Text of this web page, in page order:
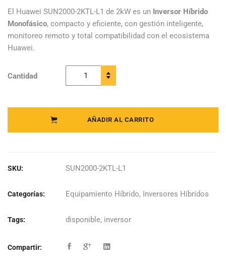
era:
$878.333.
es:
$746.583.
El Huawei SUN2000-2KTL-L1 de 2kW es un Inversor Híbrido
Monofásico, compacto y eficiente, con gestión inteligente,
monitoreo remoto y total compatibilidad con el ecosistema
Huawei.
Cantidad
Huawei -
Inversor
SUN2000-
AÑADIR AL CARRITO
SKU: SUN2000-2KTL-L1
Categorías: Equipamiento Híbrido, Inversores Híbridos
Tags: disponible, inversor
Compartir: